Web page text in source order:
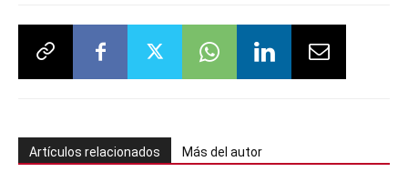
Artículos relacionados Más del autor